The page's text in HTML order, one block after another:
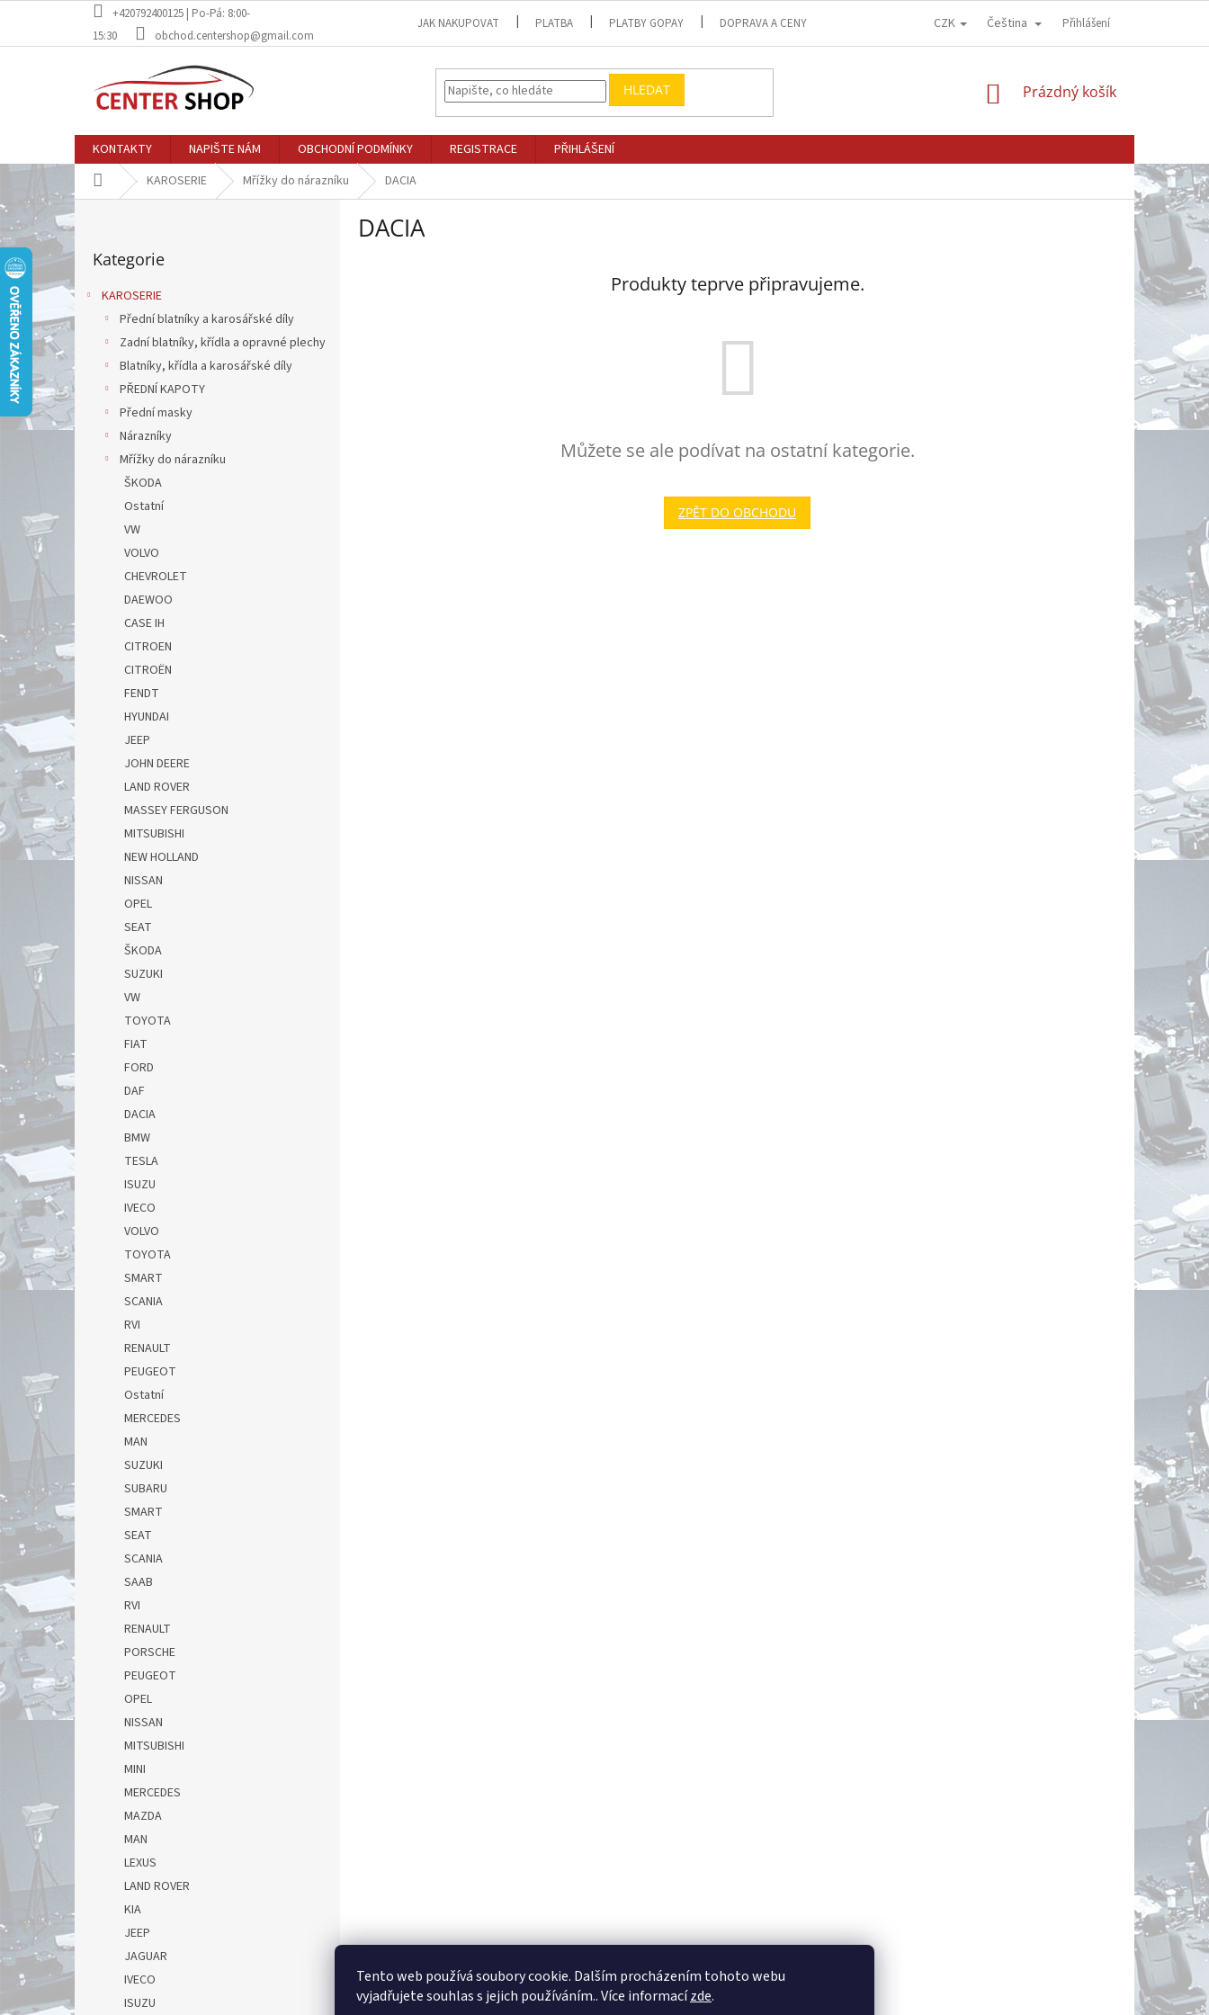
Tento web používá soubory cookie. Dalším procházením tohoto webu
vyjadřujete souhlas s jejich používáním.. Více informacízde.
obsah
+420792400125 | Po-Pá: 8:00-
15:30
obchod.centershop@gmail.com
JAK NAKUPOVAT PLATBA PLATBY GOPAY DOPRAVA A CENY OBCHODNÍ PODMÍNKY GDPR - OCHRANA OSOBNÍCH ÚDAJŮ
CZK Čeština Přihlášení
HLEDAT
NÁKUPNÍ
Prázdný košík
KONTAKTY NAPIŠTE NÁM OBCHODNÍ PODMÍNKY REGISTRACE
PŘIHLÁŠENÍ
Domů KAROSERIE Mřížky do nárazníku DACIA
P
o
s
r
n
í
p
a
n
kategorie
Kategorie
KAROSERIE
Přední blatníky a karosářské díly
Zadní blatníky, křídla a opravné plechy
Blatníky, křídla a karosářské díly
PŘEDNÍ KAPOTY
Přední masky
Nárazníky
Mřížky do nárazníku
ŠKODA
Ostatní
VW
VOLVO
CHEVROLET
DAEWOO
CASE IH
CITROEN
CITROËN
FENDT
HYUNDAI
JEEP
JOHN DEERE
LAND ROVER
MASSEY FERGUSON
MITSUBISHI
NEW HOLLAND
NISSAN
OPEL
SEAT
ŠKODA
SUZUKI
VW
TOYOTA
FIAT
FORD
DAF
DACIA
BMW
TESLA
ISUZU
IVECO
VOLVO
TOYOTA
SMART
SCANIA
RVI
RENAULT
PEUGEOT
Ostatní
MERCEDES
MAN
SUZUKI
SUBARU
SMART
SEAT
SCANIA
SAAB
RVI
RENAULT
PORSCHE
PEUGEOT
OPEL
NISSAN
MITSUBISHI
MINI
MERCEDES
MAZDA
MAN
LEXUS
LAND ROVER
KIA
JEEP
JAGUAR
IVECO
ISUZU
DACIA
Produkty teprve připravujeme.
Můžete se ale podívat na ostatní kategorie.
ZPĚT DO OBCHODU